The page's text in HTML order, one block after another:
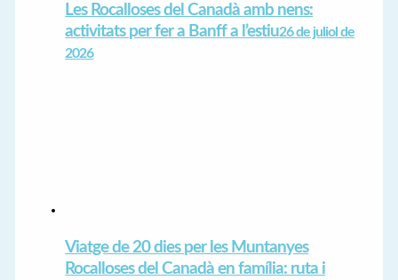
Les Rocalloses del Canadà amb nens:
activitats per fer a Banff a l’estiu26 de juliol de
2026
Viatge de 20 dies per les Muntanyes
Rocalloses del Canadà en família: ruta i